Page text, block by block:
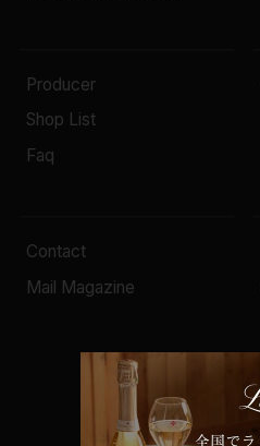
Producer
Shop List
Faq
Contact
Mail Magazine